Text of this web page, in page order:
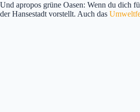
Und apropos grüne Oasen: Wenn du dich
der Hansestadt vorstellt. Auch das